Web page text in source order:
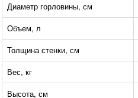
Диаметр горловины, см
Объем, л
Толщина стенки, см
Вес, кг
Высота, см